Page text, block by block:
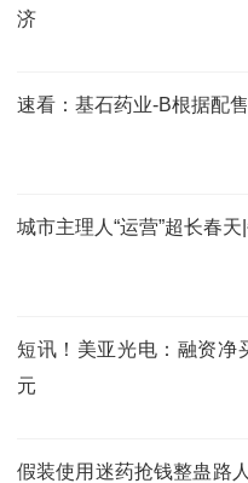
济
速看：基石药业-B根据配
城市主理人“运营”超长春
短讯！美亚光电：融资净
元
假装使用迷药抢钱整蛊路